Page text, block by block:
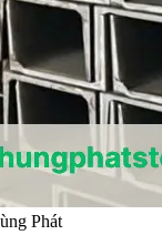
Phát